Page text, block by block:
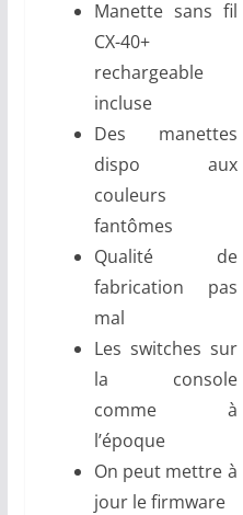
Manette sans fil
CX-40+
rechargeable
incluse
Des manettes
dispo aux
couleurs
fantômes
Qualité de
fabrication pas
mal
Les switches sur
la console
comme à
l’époque
On peut mettre à
jour le firmware